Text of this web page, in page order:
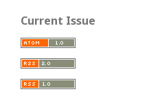
Current Issue